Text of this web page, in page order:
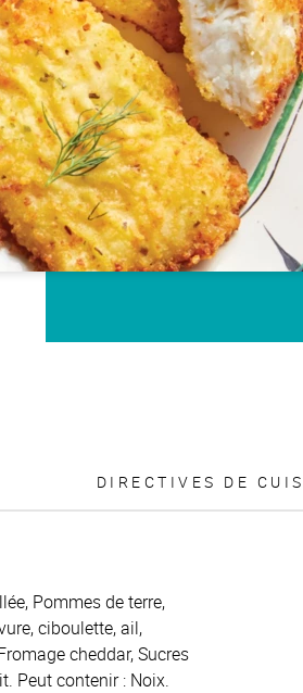
DIRECTIVES DE
Pommes de terre,
ciboulette, ail,
cheddar, Sucres
Peut contenir : Noix.